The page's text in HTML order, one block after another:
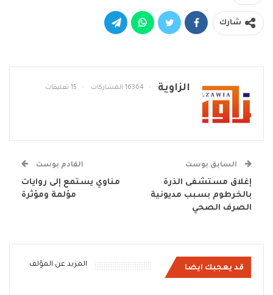
شارك
الزاوية 16364 المشاركات 15 تعليقات
السابق بوست
إغلاق مستشفى الذرة
بالخرطوم بسبب مديونية
الصرف الصحي
القادم بوست
مناوي يستمع إلى روايات
مؤلمة ومؤثرة
قد يعجبك ايضا المزيد عن المؤلف